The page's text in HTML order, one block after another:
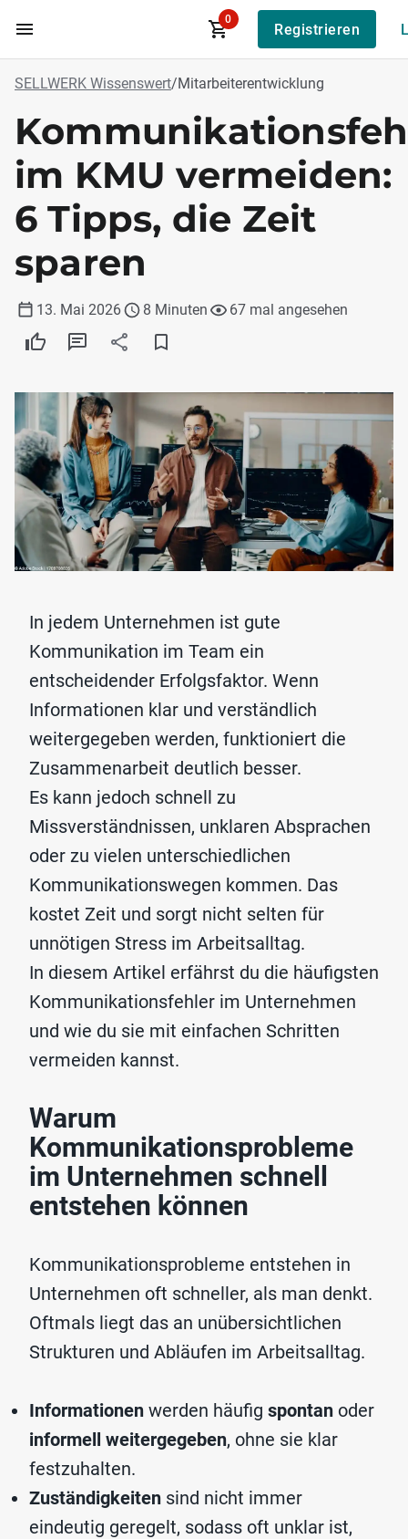
Zum Hauptinhalt
0
Registrieren
SELLWERK Wissenswert/Mitarbeiterentwicklung
im KMU vermeiden:
6 Tipps, die Zeit
sparen
13. Mai 2026 8 Minuten 67 mal angesehen
In jedem Unternehmen ist gute
Kommunikation im Team ein
entscheidender Erfolgsfaktor. Wenn
Informationen klar und verständlich
weitergegeben werden, funktioniert die
Zusammenarbeit deutlich besser.
Es kann jedoch schnell zu
Missverständnissen, unklaren Absprachen
oder zu vielen unterschiedlichen
Kommunikationswegen kommen. Das
kostet Zeit und sorgt nicht selten für
unnötigen Stress im Arbeitsalltag.
In diesem Artikel erfährst du die häufigsten
Kommunikationsfehler im Unternehmen
und wie du sie mit einfachen Schritten
vermeiden kannst.
Warum
Kommunikationsprobleme
im Unternehmen schnell
entstehen können
Kommunikationsprobleme entstehen in
Unternehmen oft schneller, als man denkt.
Oftmals liegt das an unübersichtlichen
Strukturen und Abläufen im Arbeitsalltag.
Informationen werden häufig spontan oder
informell weitergegeben, ohne sie klar
festzuhalten.
Zuständigkeiten sind nicht immer
eindeutig geregelt, sodass oft unklar ist,